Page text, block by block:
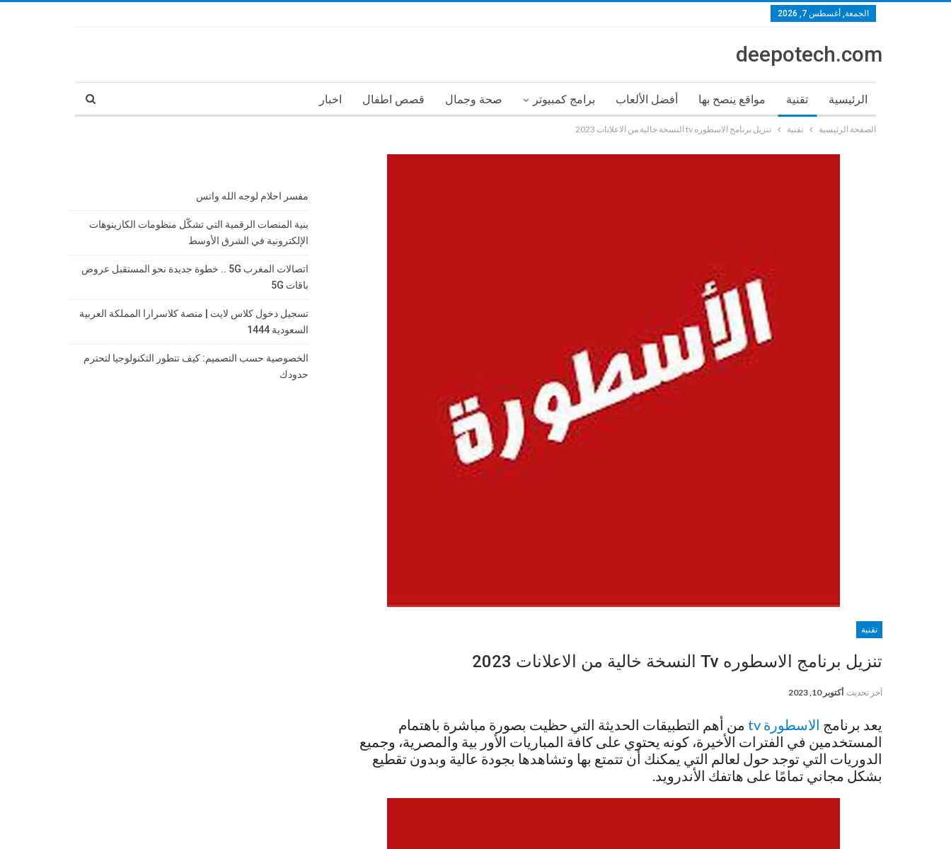
الجمعة, أغسطس 7, 2026
deepotech.com
الرئيسية تقنية مواقع ينصح بها أفضل الألعاب برامج كمبيوتر صحة وجمال قصص اطفال اخبار
الصفحة الرئيسية تقنية تنزيل برنامج الاسطوره tv النسخة خالية من الاعلانات 2023
تقنية
تنزيل برنامج الاسطوره Tv النسخة خالية من الاعلانات 2023
آخر تحديث أكتوبر 10, 2023
يعد برنامج الاسطورة tv
من أهم التطبيقات الحديثة التي حظيت بصورة مباشرة باهتمام
المستخدمين في الفترات الأخيرة، كونه يحتوي على كافة المباريات الأور بية والمصرية، وجميع
الدوريات التي توجد حول لعالم التي يمكنك أن تتمتع بها وتشاهدها بجودة عالية وبدون تقطيع
بشكل مجاني تمامًا على هاتفك الأندرويد.
مفسر احلام لوجه الله واتس
بنية المنصات الرقمية التي تشكّل منظومات الكازينوهات
الإلكترونية في الشرق الأوسط
اتصالات المغرب 5G .. خطوة جديدة نحو المستقبل عروض
باقات 5G
تسجيل دخول كلاس لايت | منصة كلاسرارا المملكة العربية
السعودية 1444
الخصوصية حسب التصميم: كيف تتطور التكنولوجيا لتحترم
حدودك